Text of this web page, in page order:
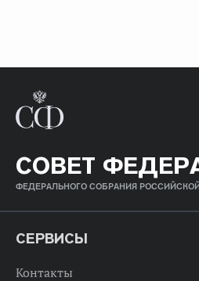
СОВЕТ
ФЕДЕРАЛЬНОГО СОБРАНИЯ
СЕРВИСЫ
Контакты